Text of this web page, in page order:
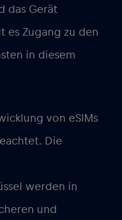
das Gerät
es Zugang zu den
in diesem
von eSIMs
Die
werden in
und